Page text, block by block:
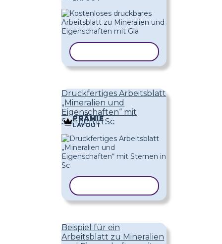
Druckfertiges Arbeitsblatt
„Mineralien und
Eigenschaften“ mit
Sternen in Sc
PRÄMIE
LAYOUT
Beispiel für ein
Arbeitsblatt zu Mineralien